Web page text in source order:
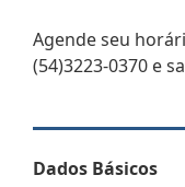
Agende seu
(54)3223-0370 e
Dados Básicos